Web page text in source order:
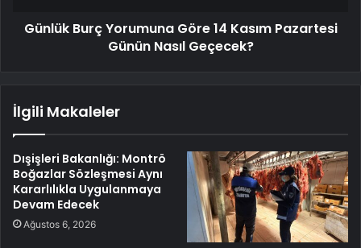
Günlük Burç Yorumuna Göre 14 Kasım Pazartesi
Günün Nasıl Geçecek?
İlgili Makaleler
Dışişleri Bakanlığı: Montrö
Boğazlar Sözleşmesi Aynı
Kararlılıkla Uygulanmaya
Devam Edecek
Ağustos 6, 2026